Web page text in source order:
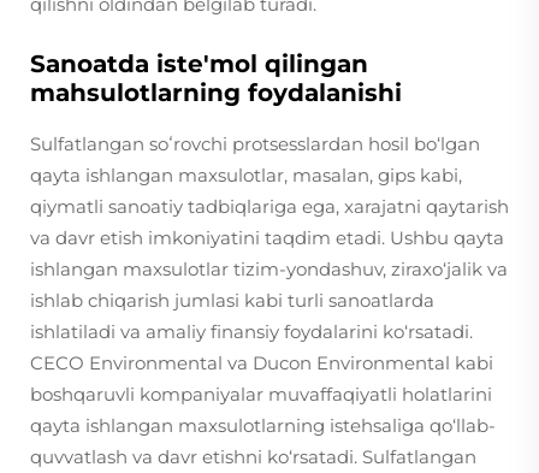
Sanoatda iste'mol qilingan
mahsulotlarning foydalanishi
Sulfatlangan soʻrovchi protsesslardan hosil bo‘lgan
qayta ishlangan maxsulotlar, masalan, gips kabi,
qiymatli sanoatiy tadbiqlariga ega, xarajatni qaytarish
va davr etish imkoniyatini taqdim etadi. Ushbu qayta
ishlangan maxsulotlar tizim-yondashuv, ziraxo‘jalik va
ishlab chiqarish jumlasi kabi turli sanoatlarda
ishlatiladi va amaliy finansiy foydalarini ko‘rsatadi.
CECO Environmental va Ducon Environmental kabi
boshqaruvli kompaniyalar muvaffaqiyatli holatlarini
qayta ishlangan maxsulotlarning istehsaliga qo‘llab-
quvvatlash va davr etishni ko‘rsatadi. Sulfatlangan